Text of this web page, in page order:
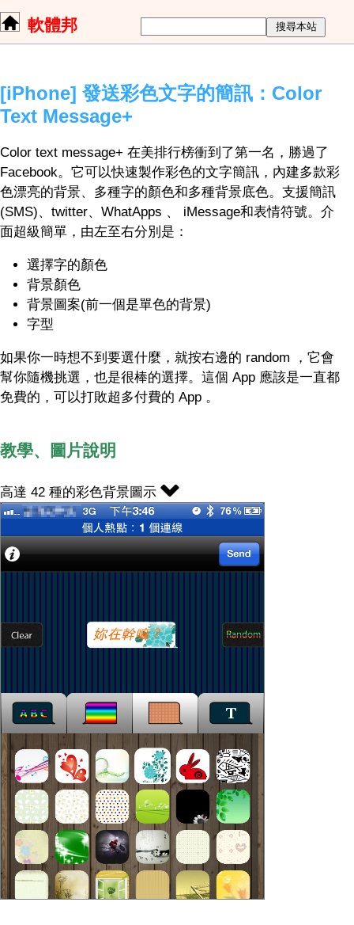
軟體邦
[iPhone] 發送彩色文字的簡訊：Color
Text Message+
Color text message+ 在美排行榜衝到了第一名，勝過了
Facebook。它可以快速製作彩色的文字簡訊，內建多款彩
色漂亮的背景、多種字的顏色和多種背景底色。支援簡訊
(SMS)、twitter、WhatApps 、 iMessage和表情符號。介
面超級簡單，由左至右分別是：
選擇字的顏色
背景顏色
背景圖案(前一個是單色的背景)
字型
如果你一時想不到要選什麼，就按右邊的 random ，它會
幫你隨機挑選，也是很棒的選擇。這個 App 應該是一直都
免費的，可以打敗超多付費的 App 。
教學、圖片說明
高達 42 種的彩色背景圖示